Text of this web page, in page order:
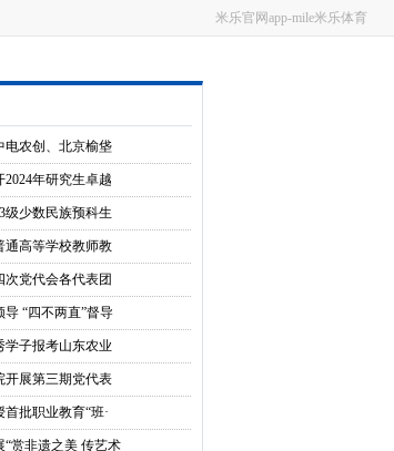
米乐官网app-mile米乐体育
电农创、北京榆垡
进会年研究生卓越
级少数民族预科生
通高等学校教师教
佳绩
次党代会各代表团
作报告
“四不两直”督导
学子报考山东农业
开展第三期党代表
批职业教育“班·
“赏非遗之美 传艺术